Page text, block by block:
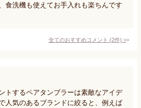
食洗機も使えてお手入れも楽ちんです
全てのおすすめコメント (2件) >
トするペアタンブラーは素敵なアイデ
人気のあるブランドに絞ると、例えば